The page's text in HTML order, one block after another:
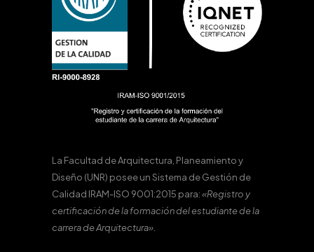
La Facultad de Arquitectura, Planeamiento y
Diseño (UNR) posee un Sistema de Gestión de
Calidad IRAM-ISO 9001:2015 para:«Registro y
certificación de la formación del estudiante de la
carrera de Arquitectura».